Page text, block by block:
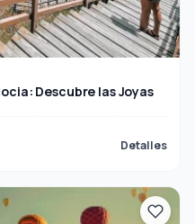
Descubre las Joyas
Detalles